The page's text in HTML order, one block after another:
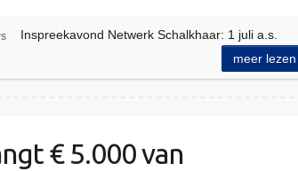
Inspreekavond Netwerk Schalkhaar: 1 juli a.s.
meer lezen
€ 5.000 van